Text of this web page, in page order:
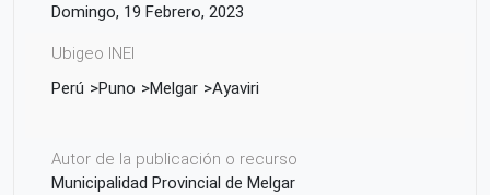
Domingo, 19 Febrero, 2023
Ubigeo INEI
Perú
Puno Melgar Ayaviri
Autor de la publicación o recurso
Municipalidad Provincial de Melgar